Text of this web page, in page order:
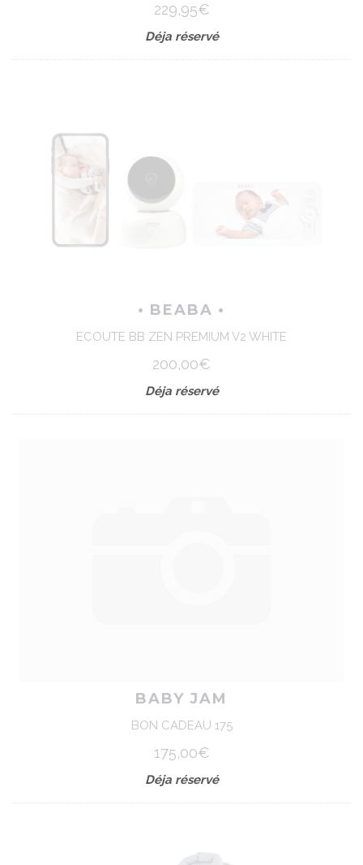
229,95€
Déja réservé
• BEABA •
ECOUTE BB ZEN PREMIUM V2 WHITE
200,00€
Déja réservé
BABY JAM
BON CADEAU 175
175,00€
Déja réservé